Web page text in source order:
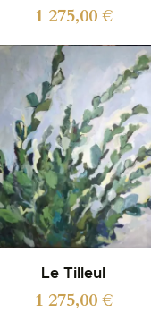
1 275,00€
Le Tilleul
1 275,00€